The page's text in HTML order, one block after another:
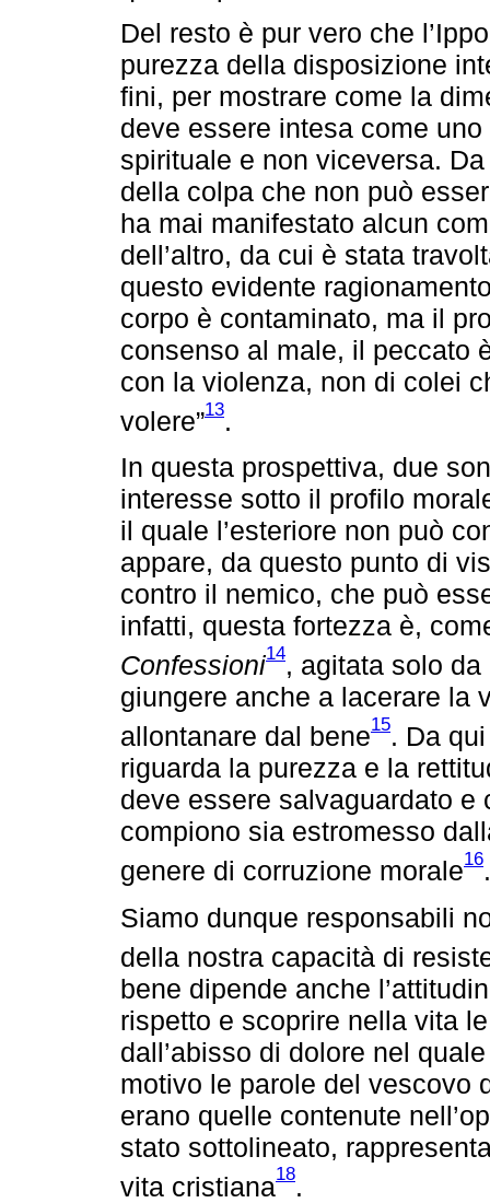
Del resto è pur vero che
purezza della disposizione
fini, per mostrare come la
deve essere intesa come
spirituale e non viceversa.
della colpa che non può
ha mai manifestato alcun
dell’altro, da cui è stata
questo evidente
corpo è contaminato, ma il
consenso al male, il peccato
con la violenza, non di colei
volere”13.
In questa prospettiva, due
interesse sotto il profilo
il quale l’esteriore non può
appare, da questo punto di
contro il nemico, che può
infatti, questa fortezza è,
Confessioni14, agitata solo
giungere anche a lacerare la
allontanare dal bene15. Da
riguarda la purezza e la
deve essere salvaguardato
compiono sia estromesso
genere di corruzione morale16.
Siamo dunque responsabili
della nostra capacità di
bene dipende anche
rispetto e scoprire nella vita
dall’abisso di dolore nel
motivo le parole del vescovo
erano quelle contenute
stato sottolineato,
vita cristiana18.